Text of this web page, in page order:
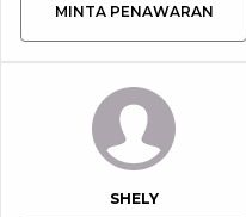
MINTA PENAWARAN
SHELY